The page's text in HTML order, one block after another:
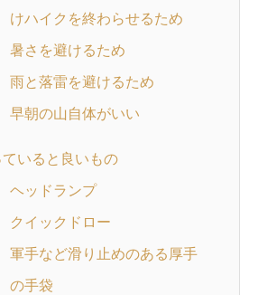
けハイクを終わらせるため
暑さを避けるため
雨と落雷を避けるため
早朝の山自体がいい
いると良いもの
ヘッドランプ
クイックドロー
軍手など滑り止めのある厚手
の手袋